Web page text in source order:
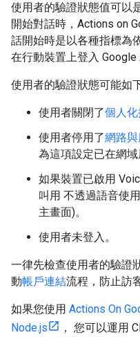
使用者的驗證狀態值可以
開始對話時，Actions on
話開始時是以各種指標為
在行動裝置上登入 Google
使用者的驗證狀態可能如
使用者關閉了個人
使用者停用了網路
為這項設定已在網域
如果裝置已啟用
叫用 不透過語音使
主畫面)。
使用者未登入。
一律先檢查使用者的驗證
動帳戶連結流程，防止訪
如果您使用 Actions On
Node.js
， 您可以運用